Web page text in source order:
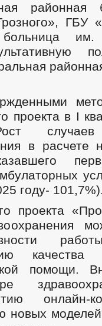
районная
ГБУ
больница
проекта в I
случаев
в расчете
году-
проекта
качества
помощи.
онлайн-
новых